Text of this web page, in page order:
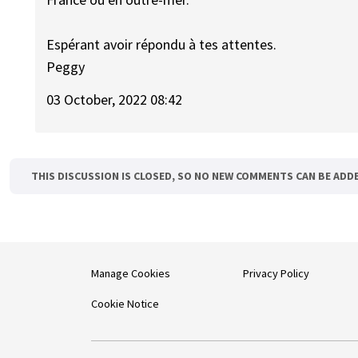
Espérant avoir répondu à tes attentes.
Peggy
03 October, 2022 08:42
THIS DISCUSSION IS CLOSED, SO NO NEW COMMENTS CAN BE
Manage Cookies
Cookie Notice
Privacy Policy